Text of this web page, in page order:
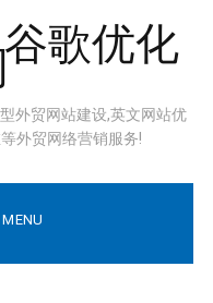
谷歌优化
外贸网站建设,英文网站优
外贸网络营销服务!